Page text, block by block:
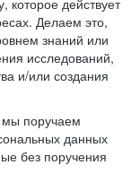
которое действует
Делаем это,
знаний или
исследований,
и/или создания
мы поручаем
данных
без поручения